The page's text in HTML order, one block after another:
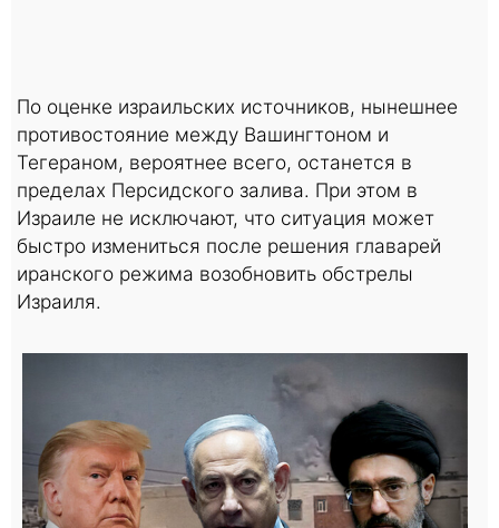
По оценке израильских источников, нынешнее
противостояние между Вашингтоном и
Тегераном, вероятнее всего, останется в
пределах Персидского залива. При этом в
Израиле не исключают, что ситуация может
быстро измениться после решения главарей
иранского режима возобновить обстрелы
Израиля.